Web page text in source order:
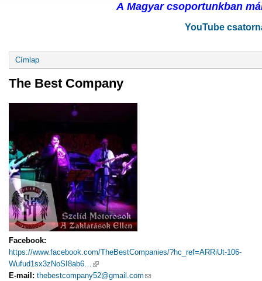
A Magyar csoportunkban
YouTube
Jelenlegi hely
Címlap
The Best Company
Facebook:
https://www.facebook.com/TheBestCompanies/?hc_ref=ARRiUt-106-
Wufud1sx3zNoSI8ab6… (külső hivatkozás)
E-mail: thebestcompany52@gmail.com (link sends e-mail)